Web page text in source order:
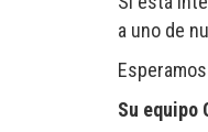
a uno de
Su equipo